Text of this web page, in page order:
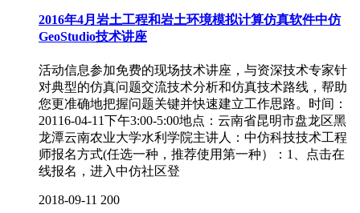
2016年4月岩土工程和岩土环境模拟计算仿真软件中仿
GeoStudio技术讲座
活动信息参加免费的现场技术讲座，与资深技术专家针
对典型的仿真问题交流技术分析和仿真技术路线，帮助
您更准确地把握问题关键并快速建立工作思路。时间：
20116-04-11下午3:00-5:00地点：云南省昆明市盘龙区黑
龙潭云南农业大学水利学院主讲人：中仿科技技术工程
师报名方式(任选一种，推荐使用第一种）：1、点击在
线报名，进入中仿社区登
2018-09-11 200